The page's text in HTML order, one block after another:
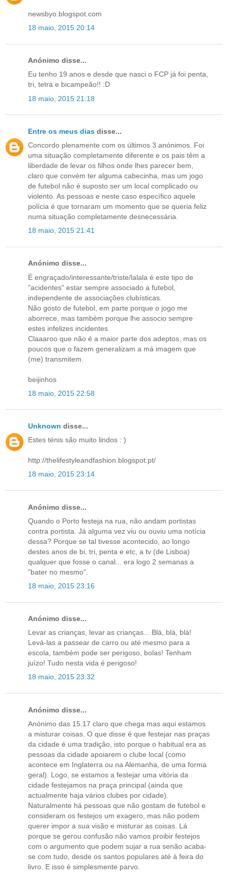
newsbyo.blogspot.com
18 maio, 2015 20:14
Anónimo disse...
Eu tenho 19 anos e desde que nasci o FCP já foi penta,
tri, tetra e bicampeão!! :D
18 maio, 2015 21:18
Entre os meus dias disse...
Concordo plenamente com os últimos 3 anónimos. Foi
uma situação completamente diferente e os pais têm a
liberdade de levar os filhos onde lhes parecer bem,
claro que convém ter alguma cabecinha, mas um jogo
de futebol não é suposto ser um local complicado ou
violento. As pessoas e neste caso específico aquele
polícia é que tornaram um momento que se queria feliz
numa situação completamente desnecessária.
18 maio, 2015 21:41
Anónimo disse...
É engraçado/interessante/triste/lalala é este tipo de
"acidentes" estar sempre associado a futebol,
independente de associações clubísticas.
Não gosto de futebol, em parte porque o jogo me
aborrece, mas também porque lhe associo sempre
estes infelizes incidentes.
Claaaroo que não é a maior parte dos adeptos, mas os
poucos que o fazem generalizam a má imagem que
(me) transmitem.
beijinhos
18 maio, 2015 22:58
Unknown disse...
Estes ténis são muito lindos : )
http://thelifestyleandfashion.blogspot.pt/
18 maio, 2015 23:14
Anónimo disse...
Quando o Porto festeja na rua, não andam portistas
contra portista. Já alguma vez viu ou ouviu uma notícia
dessa? Porque se tal tivesse acontecido, ao longo
destes anos de bi, tri, penta e etc, a tv (de Lisboa)
qualquer que fosse o canal... era logo 2 semanas a
"bater no mesmo".
18 maio, 2015 23:16
Anónimo disse...
Levar as crianças, levar as crianças... Blá, blá, blá!
Levá-las a passear de carro ou até mesmo para a
escola, também pode ser perigoso, bolas! Tenham
juízo! Tudo nesta vida é perigoso!
18 maio, 2015 23:32
Anónimo disse...
Anónimo das 15.17 claro que chega mas aqui estamos
a misturar coisas. O que disse é que festejar nas praças
da cidade é uma tradição, isto porque o habitual era as
pessoas da cidade apoiarem o clube local (como
acontece em Inglaterra ou na Alemanha, de uma forma
geral). Logo, se estamos a festejar uma vitória da
cidade festejamos na praça principal (ainda que
actualmente haja vários clubes por cidade).
Naturalmente há pessoas que não gostam de futebol e
consideram os festejos um exagero, mas não podem
querer impor a sua visão e misturar as coisas. Lá
porque se gerou confusão não vamos proibir festejos
com o argumento que podem sujar a rua senão acaba-
se com tudo, desde os santos populares até à feira do
livro. E isso é simplesmente parvo.